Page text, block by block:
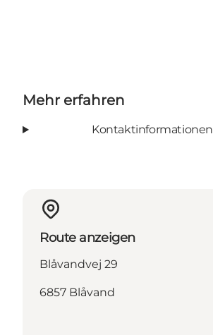
Mehr erfahren
Kontaktinformationen
Route anzeigen
Blåvandvej 29
6857 Blåvand